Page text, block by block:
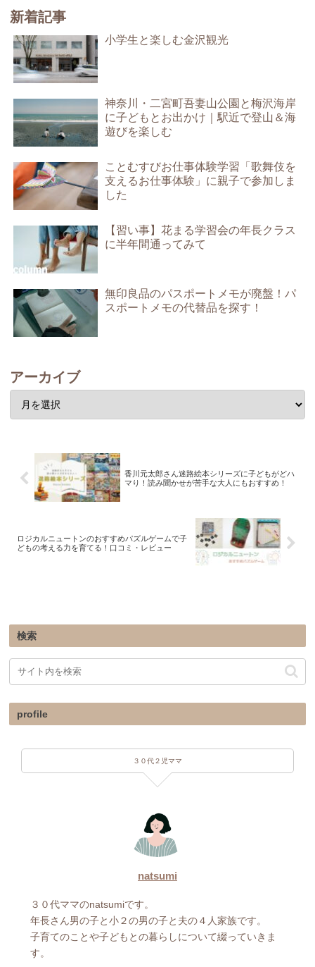
新着記事
小学生と楽しむ金沢観光
神奈川・二宮町吾妻山公園と梅沢海岸
に子どもとお出かけ｜駅近で登山＆海
遊びを楽しむ
ことむすびお仕事体験学習「歌舞伎を
支えるお仕事体験」に親子で参加しま
した
【習い事】花まる学習会の年長クラス
に半年間通ってみて
無印良品のパスポートメモが廃盤！パ
スポートメモの代替品を探す！
アーカイブ
香川元太郎さん迷路絵本シリーズに子どもがどハ
マり！読み聞かせが苦手な大人にもおすすめ！
ロジカルニュートンのおすすめパズルゲームで子
どもの考える力を育てる！口コミ・レビュー
検索
profile
３０代２児ママ
natsumi
３０代ママのnatsumiです。
年長さん男の子と小２の男の子と夫の４人家族です。
子育てのことや子どもとの暮らしについて綴っていきま
す。